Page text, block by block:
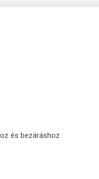
és bezáráshoz